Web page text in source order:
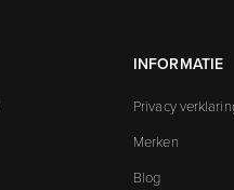
INFORMATIE
Privacy
Merken
Blog